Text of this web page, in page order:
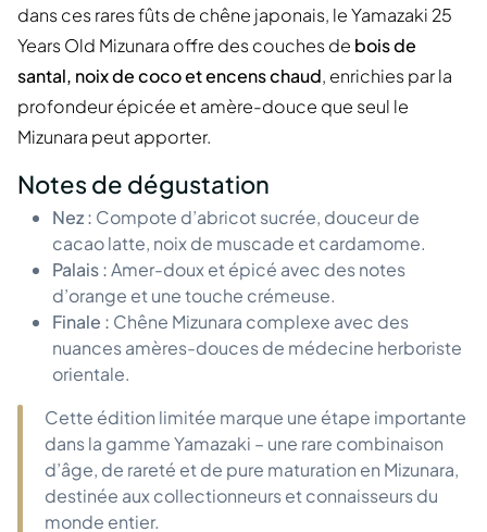
dans ces rares fûts de chêne japonais, le Yamazaki 25
Years Old Mizunara offre des couches de bois de
santal, noix de coco et encens chaud, enrichies par la
profondeur épicée et amère-douce que seul le
Mizunara peut apporter.
Notes de dégustation
Nez : Compote d’abricot sucrée, douceur de
cacao latte, noix de muscade et cardamome.
Palais :Amer-doux et épicé avec des notes
d’orange et une touche crémeuse.
Finale : Chêne Mizunara complexe avec des
nuances amères-douces de médecine herboriste
orientale.
Cette édition limitée marque une étape importante
dans la gamme Yamazaki – une rare combinaison
d’âge, de rareté et de pure maturation en Mizunara,
destinée aux collectionneurs et connaisseurs du
monde entier.